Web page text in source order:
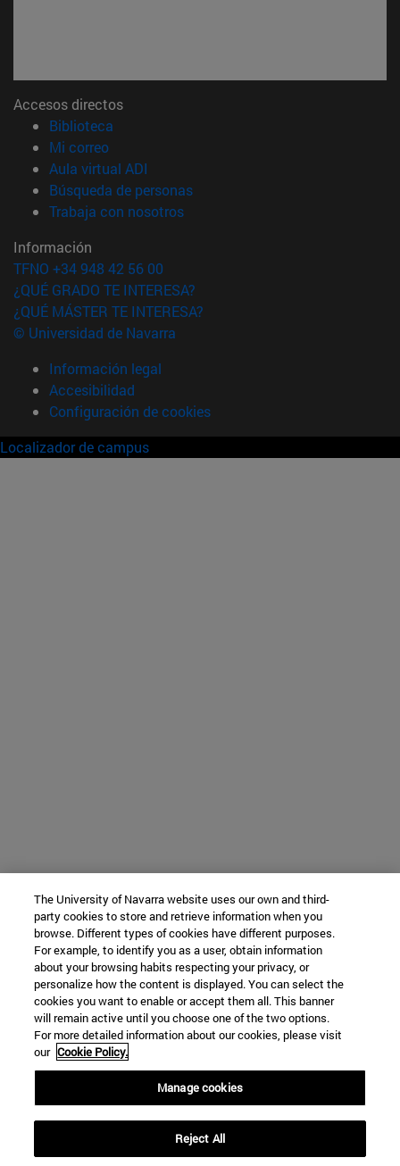
Accesos directos
Biblioteca
Mi correo(abre en nueva ventana)
Aula virtual ADI
Búsqueda de personas(abre en nueva ventana)
Trabaja con nosotros(abre en nueva ventana)
Información
TFNO +34 948 42 56 00
¿QUÉ GRADO TE INTERESA?
¿QUÉ MÁSTER TE INTERESA?
© Universidad de Navarra
Información legal
Accesibilidad
Configuración de cookies
Localizador de campus
The University of Navarra website uses our own and third-
party cookies to store and retrieve information when you
browse. Different types of cookies have different purposes.
For example, to identify you as a user, obtain information
about your browsing habits respecting your privacy, or
personalize how the content is displayed. You can select the
cookies you want to enable or accept them all. This banner
will remain active until you choose one of the two options.
For more detailed information about our cookies, please visit
our Cookie Policy.
Manage cookies
Reject All